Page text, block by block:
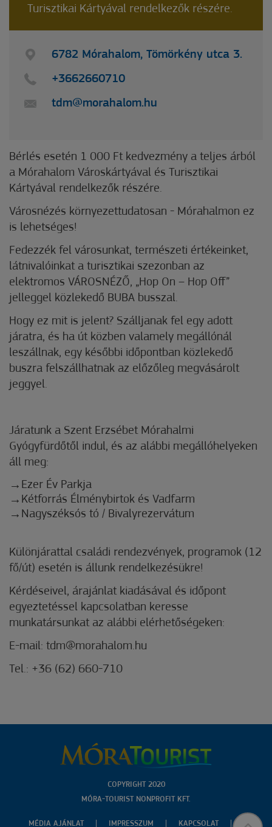
Turisztikai Kártyával rendelkezők részére.
6782 Mórahalom, Tömörkény utca 3.
+3662660710
tdm@morahalom.hu
Bérlés esetén 1 000 Ft kedvezmény a teljes árból
a Mórahalom Városkártyával és Turisztikai
Kártyával rendelkezők részére.
Városnézés környezettudatosan - Mórahalmon ez
is lehetséges!
Fedezzék fel városunkat, természeti értékeinket,
látnivalóinkat a turisztikai szezonban az
elektromos VÁROSNÉZŐ, „Hop On – Hop Off”
jelleggel közlekedő BUBA busszal.
Hogy ez mit is jelent? Szálljanak fel egy adott
járatra, és ha út közben valamely megállónál
leszállnak, egy későbbi időpontban közlekedő
buszra felszállhatnak az előzőleg megvásárolt
jeggyel.
Járatunk a Szent Erzsébet Mórahalmi
Gyógyfürdőtől indul, és az alábbi megállóhelyeken
áll meg:
Ezer Év Parkja
Kétforrás Élménybirtok és Vadfarm
Nagyszéksós tó / Bivalyrezervátum
Különjárattal családi rendezvények, programok (12
fő/út) esetén is állunk rendelkezésükre!
Kérdéseivel, árajánlat kiadásával és időpont
egyeztetéssel kapcsolatban keresse
munkatársunkat az alábbi elérhetőségeken:
E-mail: tdm@morahalom.hu
Tel.: +36 (62) 660-710
COPYRIGHT 2020
MÓRA-TOURIST NONPROFIT KFT.
MÉDIA AJÁNLAT IMPRESSZUM KAPCSOLAT